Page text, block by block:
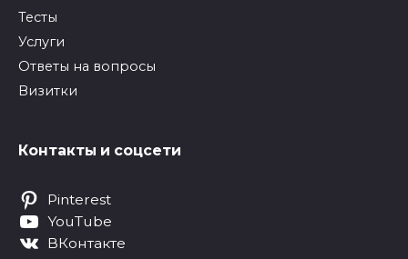
Тесты
Услуги
Ответы на вопросы
Визитки
Контакты и соцсети
Pinterest
YouTube
ВКонтакте